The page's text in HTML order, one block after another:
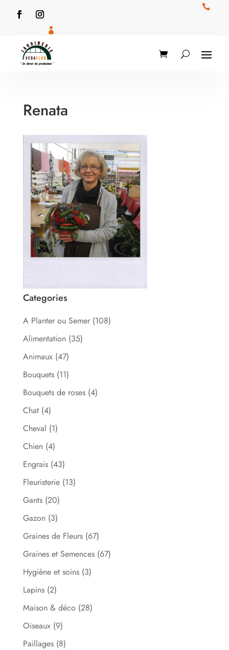


Renata
Categories
A Planter ou Semer (108)
Alimentation (35)
Animaux (47)
Bouquets (11)
Bouquets de roses (4)
Chat (4)
Cheval (1)
Chien (4)
Engrais (43)
Fleuristerie (13)
Gants (20)
Gazon (3)
Graines de Fleurs (67)
Graines et Semences (67)
Hygiène et soins (3)
Lapins (2)
Maison & déco (28)
Oiseaux (9)
Paillages (8)